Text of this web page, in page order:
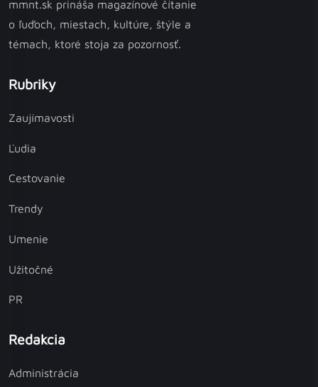
mmnt.sk prináša magazínové čítanie
o ľuďoch, miestach, kultúre, štýle a
témach, ktoré stoja za pozornosť.
Rubriky
Zaujímavosti
Ľudia
Cestovanie
Trendy
Umenie
Užitočné
PR
Redakcia
Administrácia